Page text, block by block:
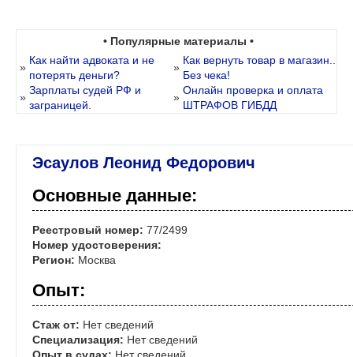
• Популярные материалы •
»
Как найти адвоката и не
потерять деньги?
»
Как вернуть товар в магазин..
Без чека!
»
Зарплаты судей РФ и
заграницей.
»
Онлайн проверка и оплата
ШТРАФОВ ГИБДД
Эсаулов Леонид Федорович
Основные данные:
Реестровый номер: 77/2499
Номер удостоверения:
Регион: Москва
Опыт:
Стаж от: Нет сведений
Специализация: Нет сведений